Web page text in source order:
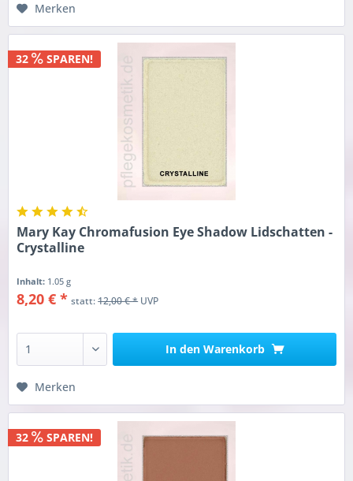
Merken
32 SPAREN!
Mary Kay Chromafusion Eye Shadow Lidschatten -
Crystalline
Inhalt: 1.05 g
8,20 € * statt:12,00 € *UVP
In den Warenkorb
Merken
32 SPAREN!